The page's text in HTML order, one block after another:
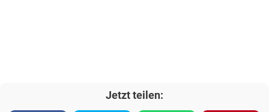
Jetzt teilen: